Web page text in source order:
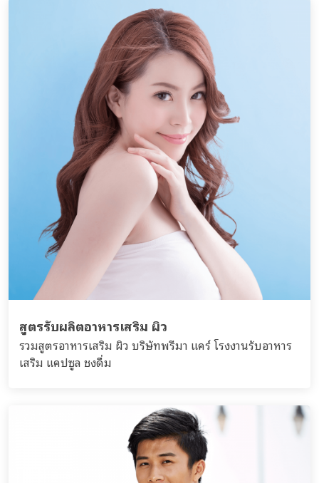
สูตรรับผลิตอาหารเสริม ผิว
รวมสูตรอาหารเสริม ผิว บริษัทพรีมา แคร์ โรงงานรับอาหาร
เสริม แคปซูล ชงดื่ม